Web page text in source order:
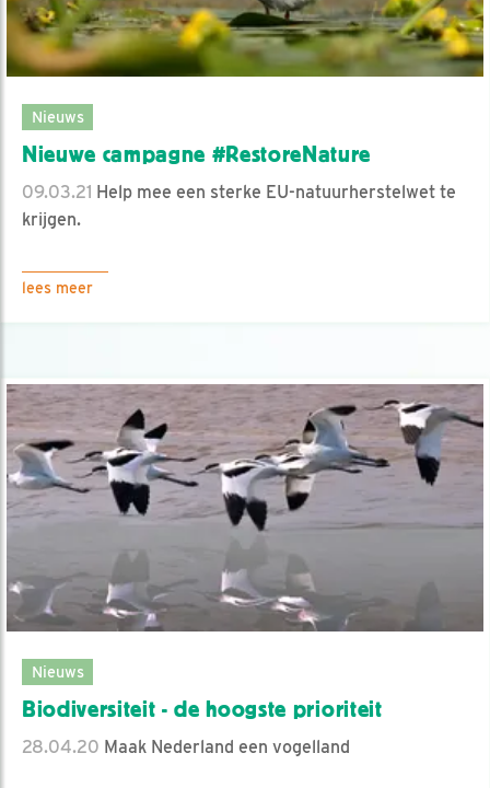
Nieuws
Nieuwe campagne #RestoreNature
09.03.21 Help mee een sterke EU-natuurherstelwet te
krijgen.
lees meer
Nieuws
Biodiversiteit - de hoogste prioriteit
28.04.20 Maak Nederland een vogelland